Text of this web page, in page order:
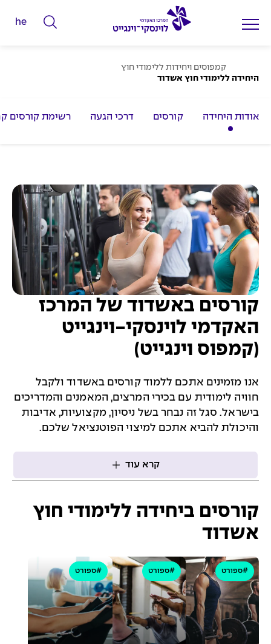
ה
ח
י
פ
ו
ש
he
ו
י
קמפוסים ויחידות ללימודי חוץ
היחידה ללימודי חוץ אשדוד
אודות היחידה קורסים דרכי הגעה רשימת קורסים
קורסים באשדוד של המרכז
האקדמי לוינסקי-וינגייט
(קמפוס וינגייט)
אנו מזמינים אתכם ללמוד קורסים באשדוד ולקבל
חוויה לימודית עם בכירי המרצים, המאמנים והמדריכים
בישראל. סגל זה נבחר בשל ניסיון, מקצועיות, אדיבות
והיכולת להביא אתכם למיצוי הפוטנציאל שלכם.
קרא עוד
קורסים ביחידה ללימודי חוץ
אשדוד
#ספורט #ספורט #ספורט